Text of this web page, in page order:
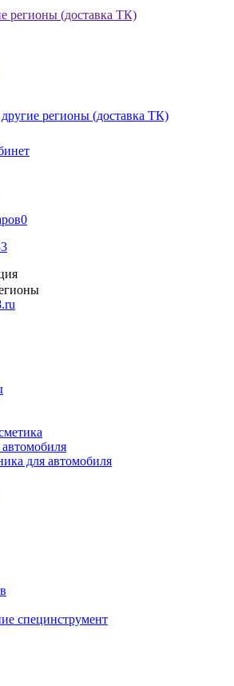
регионы (доставка ТК)
регионы (доставка ТК)
0
для автомобиля
специнструмент